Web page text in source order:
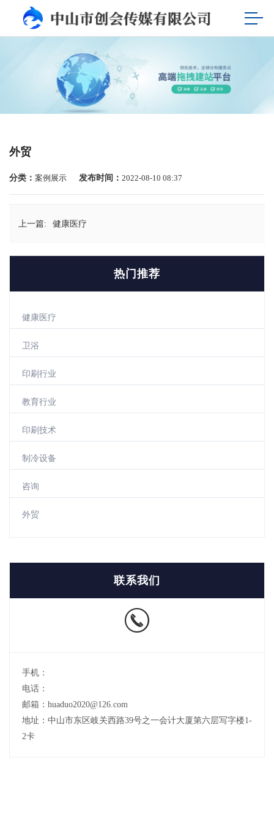
外贸
分类： 案例展示 发布时间： 2022-08-10 08:37
上一篇: 健康医疗
热门推荐
健康医疗
卫浴
印刷行业
教育行业
印刷技术
制冷设备
咨询
外贸
联系我们
手机：
电话：
邮箱：huaduo2020@126.com
地址：中山市东区岐关西路39号之一会计大厦第六层写字楼1-
2卡